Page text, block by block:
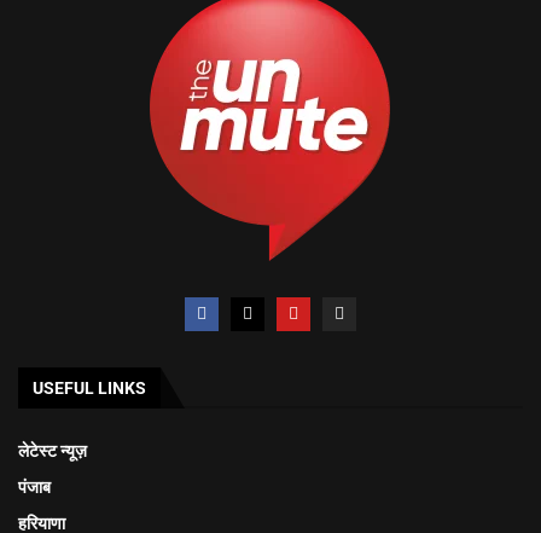
USEFUL LINKS
लेटेस्ट न्यूज़
पंजाब
हरियाणा